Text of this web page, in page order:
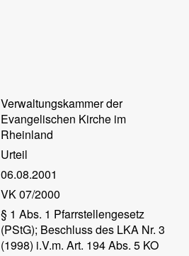
Verwaltungskammer der
Evangelischen Kirche im
Rheinland
Urteil
06.08.2001
VK 07/2000
§ 1 Abs. 1 Pfarrstellengesetz
(PStG); Beschluss des LKA Nr. 3
(1998) i.V.m. Art. 194 Abs. 5 KO